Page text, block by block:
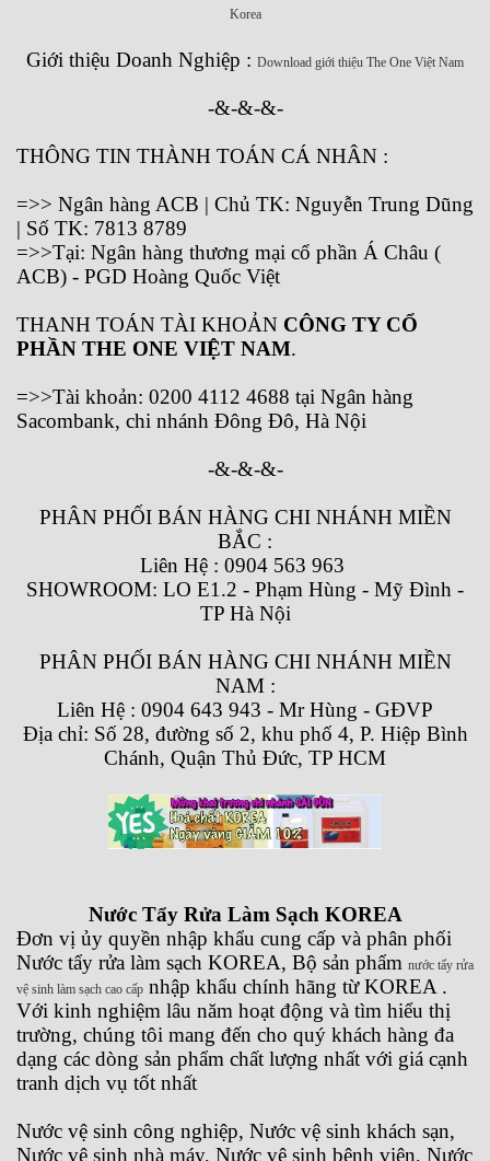
Korea
Giới thiệu Doanh Nghiệp : Download giới thiệu The One Việt Nam
-&-&-&-
THÔNG TIN THÀNH TOÁN CÁ NHÂN :
=>> Ngân hàng ACB | Chủ TK: Nguyễn Trung Dũng
| Số TK: 7813 8789
=>>Tại: Ngân hàng thương mại cổ phần Á Châu (
ACB) - PGD Hoàng Quốc Việt
THANH TOÁN TÀI KHOẢN CÔNG TY CỔ
PHẦN THE ONE VIỆT NAM.
=>>Tài khoản: 0200 4112 4688 tại Ngân hàng
Sacombank, chi nhánh Đông Đô, Hà Nội
-&-&-&-
PHÂN PHỐI BÁN HÀNG CHI NHÁNH MIỀN
BẮC :
Liên Hệ : 0904 563 963
SHOWROOM: LO E1.2 - Phạm Hùng - Mỹ Đình -
TP Hà Nội
PHÂN PHỐI BÁN HÀNG CHI NHÁNH MIỀN
NAM :
Liên Hệ : 0904 643 943 - Mr Hùng - GĐVP
Địa chỉ: Số 28, đường số 2, khu phố 4, P. Hiệp Bình
Chánh, Quận Thủ Đức, TP HCM
Nước Tẩy Rửa Làm Sạch KOREA
Đơn vị ủy quyền nhập khẩu cung cấp và phân phối
Nước tẩy rửa làm sạch KOREA, Bộ sản phẩm nước tẩy rửa
vệ sinh làm sạch cao cấp nhập khẩu chính hãng từ KOREA .
Với kinh nghiệm lâu năm hoạt động và tìm hiểu thị
trường, chúng tôi mang đến cho quý khách hàng đa
dạng các dòng sản phẩm chất lượng nhất với giá cạnh
tranh dịch vụ tốt nhất
Nước vệ sinh công nghiệp, Nước vệ sinh khách sạn,
Nước vệ sinh nhà máy, Nước vệ sinh bệnh viện, Nước